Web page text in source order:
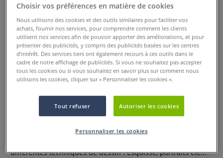
Paris
différentes techniques de dessin : esquisse, portraits etc...
Choisir vos préférences en matière de cookies
Nous utilisons des cookies et des outils similaires pour faciliter vos
achats, fournir nos services, pour comprendre comment les clients
utilisent nos services afin de pouvoir apporter des améliorations, et pour
présenter des publicités, y compris des publicités basées sur les centres
d’intérêt. Des services tiers ont également recours à ces outils dans le
cadre de notre affichage de publicités. Si vous ne souhaitez pas accepter
tous les cookies ou si vous souhaitez en savoir plus sur comment nous
utilisons les cookies, cliquer sur « Personnaliser les cookies ».
Tout refuser Autoriser les cookies
Personnaliser les cookies